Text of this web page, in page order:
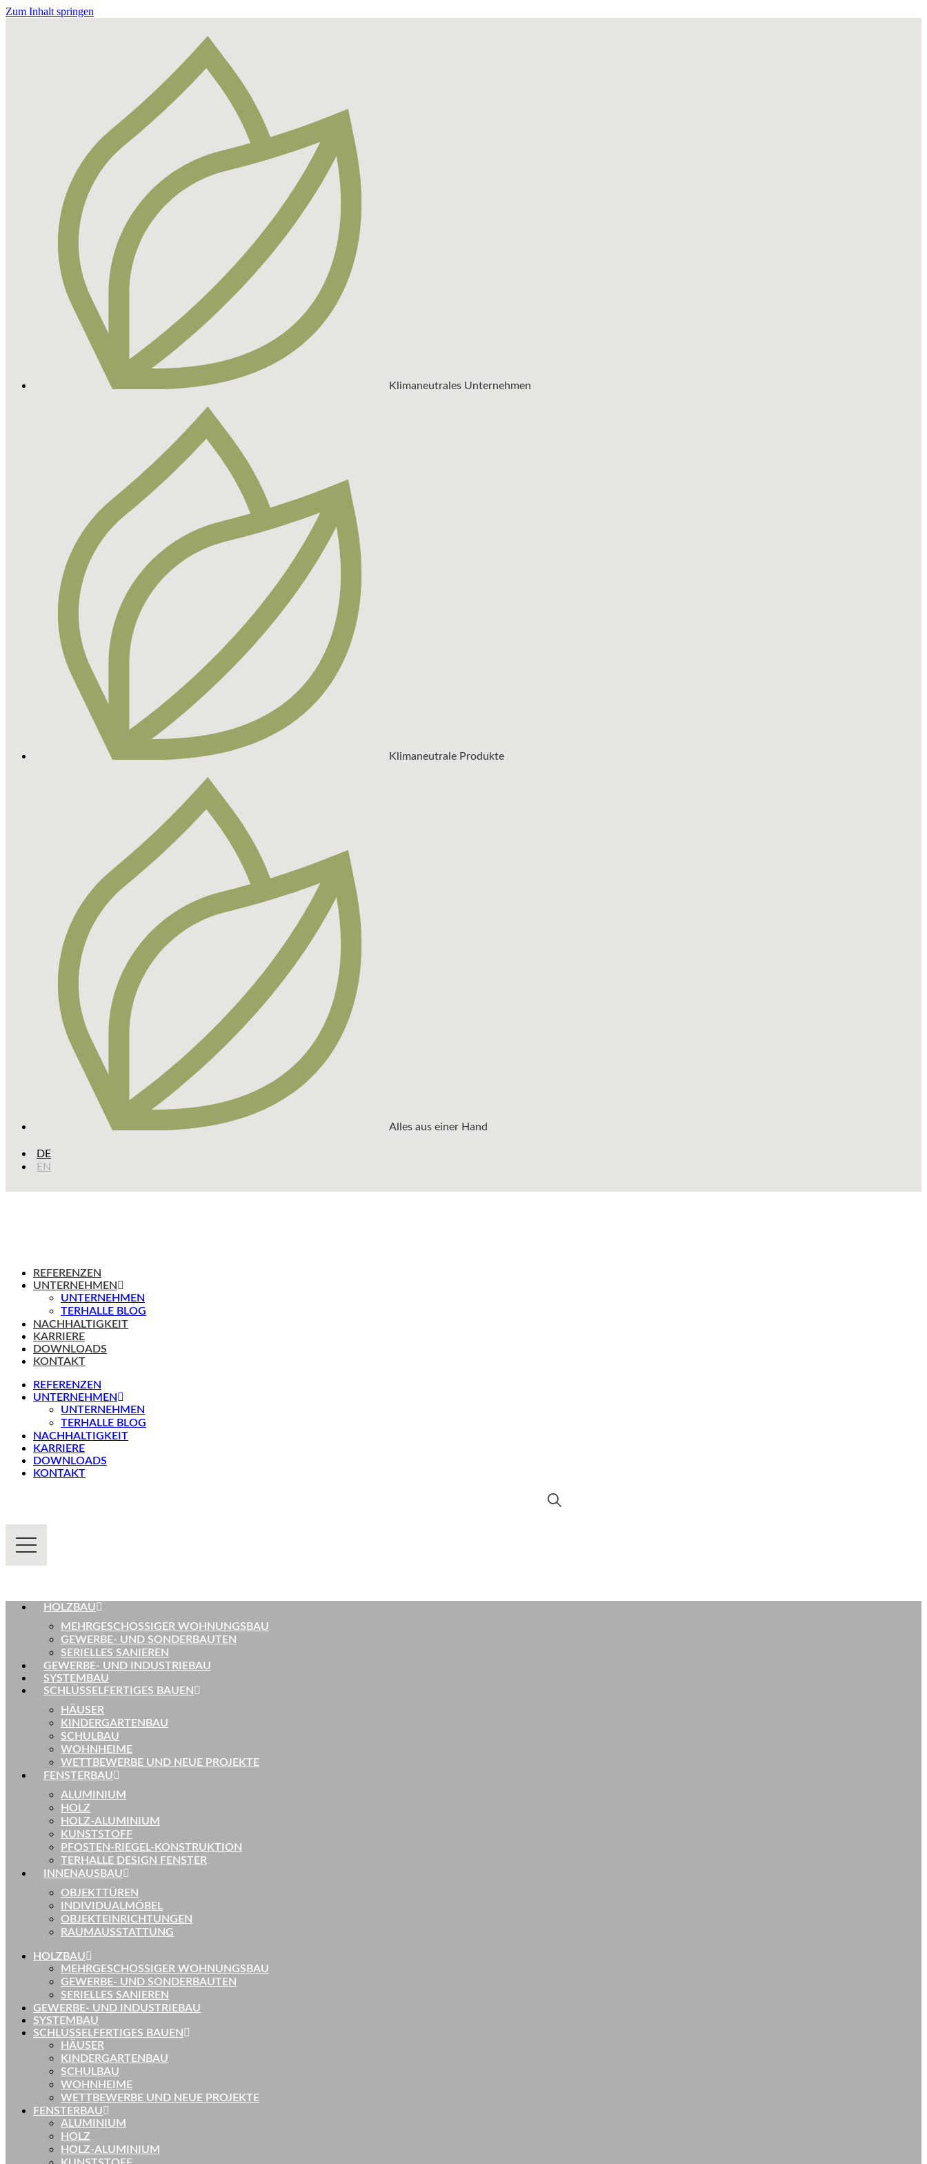
Zum Inhalt springen
Klimaneutrales Unternehmen
Klimaneutrale Produkte
Alles aus einer Hand
DE
EN
REFERENZEN
UNTERNEHMEN
UNTERNEHMEN
TERHALLE BLOG
NACHHALTIGKEIT
KARRIERE
DOWNLOADS
KONTAKT
REFERENZEN
UNTERNEHMEN
UNTERNEHMEN
TERHALLE BLOG
NACHHALTIGKEIT
KARRIERE
DOWNLOADS
KONTAKT
HOLZBAU
MEHRGESCHOSSIGER WOHNUNGSBAU
GEWERBE- UND SONDERBAUTEN
SERIELLES SANIEREN
GEWERBE- UND INDUSTRIEBAU
SYSTEMBAU
SCHLÜSSELFERTIGES BAUEN
HÄUSER
KINDERGARTENBAU
SCHULBAU
WOHNHEIME
WETTBEWERBE UND NEUE PROJEKTE
FENSTERBAU
ALUMINIUM
HOLZ
HOLZ-ALUMINIUM
KUNSTSTOFF
PFOSTEN-RIEGEL-KONSTRUKTION
TERHALLE DESIGN FENSTER
INNENAUSBAU
OBJEKTTÜREN
INDIVIDUALMÖBEL
OBJEKTEINRICHTUNGEN
RAUMAUSSTATTUNG
HOLZBAU
MEHRGESCHOSSIGER WOHNUNGSBAU
GEWERBE- UND SONDERBAUTEN
SERIELLES SANIEREN
GEWERBE- UND INDUSTRIEBAU
SYSTEMBAU
SCHLÜSSELFERTIGES BAUEN
HÄUSER
KINDERGARTENBAU
SCHULBAU
WOHNHEIME
WETTBEWERBE UND NEUE PROJEKTE
FENSTERBAU
ALUMINIUM
HOLZ
HOLZ-ALUMINIUM